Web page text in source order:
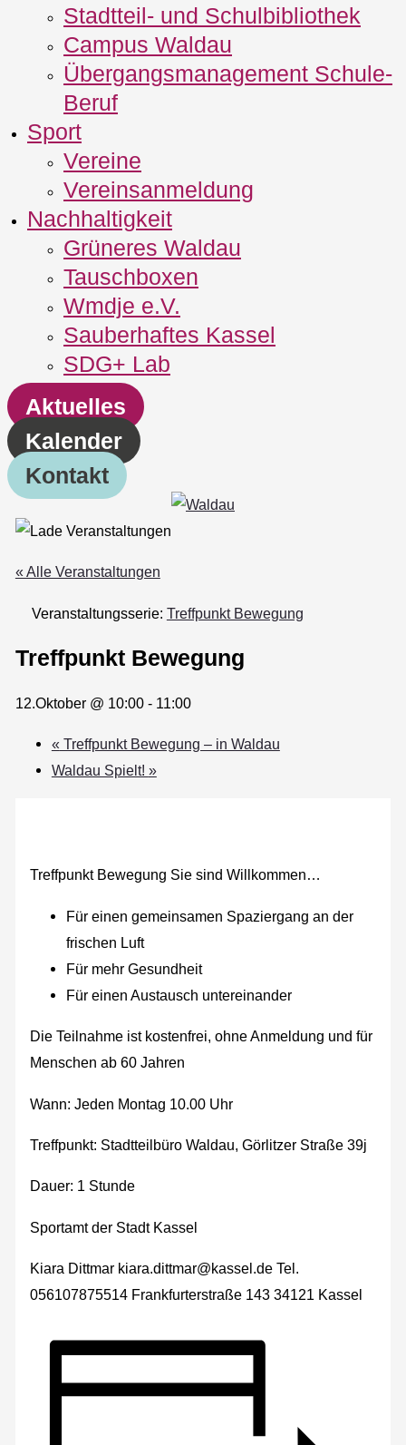
Stadtteil- und Schulbibliothek
Campus Waldau
Übergangsmanagement Schule‐
Beruf
Sport
Vereine
Vereinsanmeldung
Nachhaltigkeit
Grüneres Waldau
Tauschboxen
Wmdje e.V.
Sauberhaftes Kassel
SDG+ Lab
Aktuelles
Kalender
Kontakt
« Alle Veranstaltungen
Veranstaltungsserie: Treffpunkt Bewegung
Treffpunkt Bewegung
12.Oktober @ 10:00- 11:00
« Treffpunkt Bewegung – in Waldau
Waldau Spielt! »
Treffpunkt Bewegung Sie sind Willkommen…
Für einen gemeinsamen Spaziergang an der
frischen Luft
Für mehr Gesundheit
Für einen Austausch untereinander
Die Teilnahme ist kostenfrei, ohne Anmeldung und für
Menschen ab 60 Jahren
Wann: Jeden Montag 10.00 Uhr
Treffpunkt: Stadtteilbüro Waldau, Görlitzer Straße 39j
Dauer: 1 Stunde
Sportamt der Stadt Kassel
Kiara Dittmar kiara.dittmar@kassel.de Tel.
056107875514 Frankfurterstraße 143 34121 Kassel